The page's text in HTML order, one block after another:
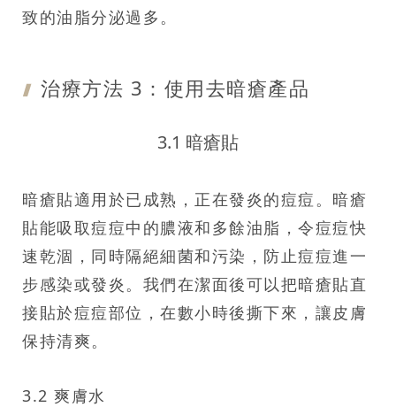
致的油脂分泌過多。
治療方法 3： 使用去暗瘡產品
3.1 暗瘡貼
暗瘡貼適用於已成熟，正在發炎的痘痘。暗瘡
貼能吸取痘痘中的膿液和多餘油脂，令痘痘快
速乾涸，同時隔絕細菌和污染，防止痘痘進一
步感染或發炎。我們在潔面後可以把暗瘡貼直
接貼於痘痘部位，在數小時後撕下來，讓皮膚
保持清爽。
3.2 爽膚水